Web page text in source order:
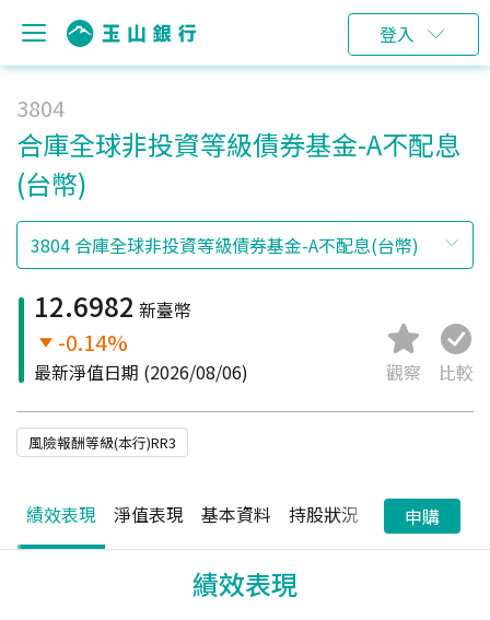
登入
3804
合庫全球非投資等級債券基金-A不配息
(台幣)
12.6982 新臺幣
-0.14%
最新淨值日期 (2026/08/06) 觀察 比較
風險報酬等級(本行)RR3
績效表現 淨值表現 基本資料 持股狀況 配息狀況
申購
績效表現